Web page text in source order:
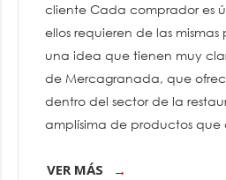
cliente Cada comprador es
ellos requieren de las mismas
una idea que tienen muy
de Mercagranada, que
dentro del sector de la
amplísima de productos que
VER MÁS